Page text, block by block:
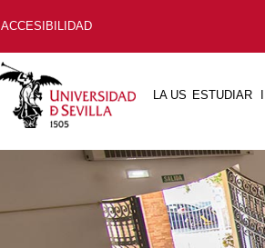
ACCESIBILIDAD
LA US ESTUDIAR